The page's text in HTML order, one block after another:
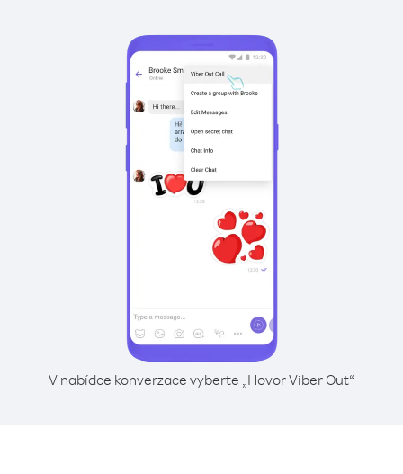
V nabídce konverzace vyberte „Hovor Viber Out“